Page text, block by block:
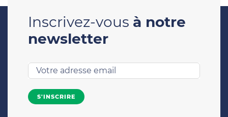
Inscrivez-vous à notre
newsletter